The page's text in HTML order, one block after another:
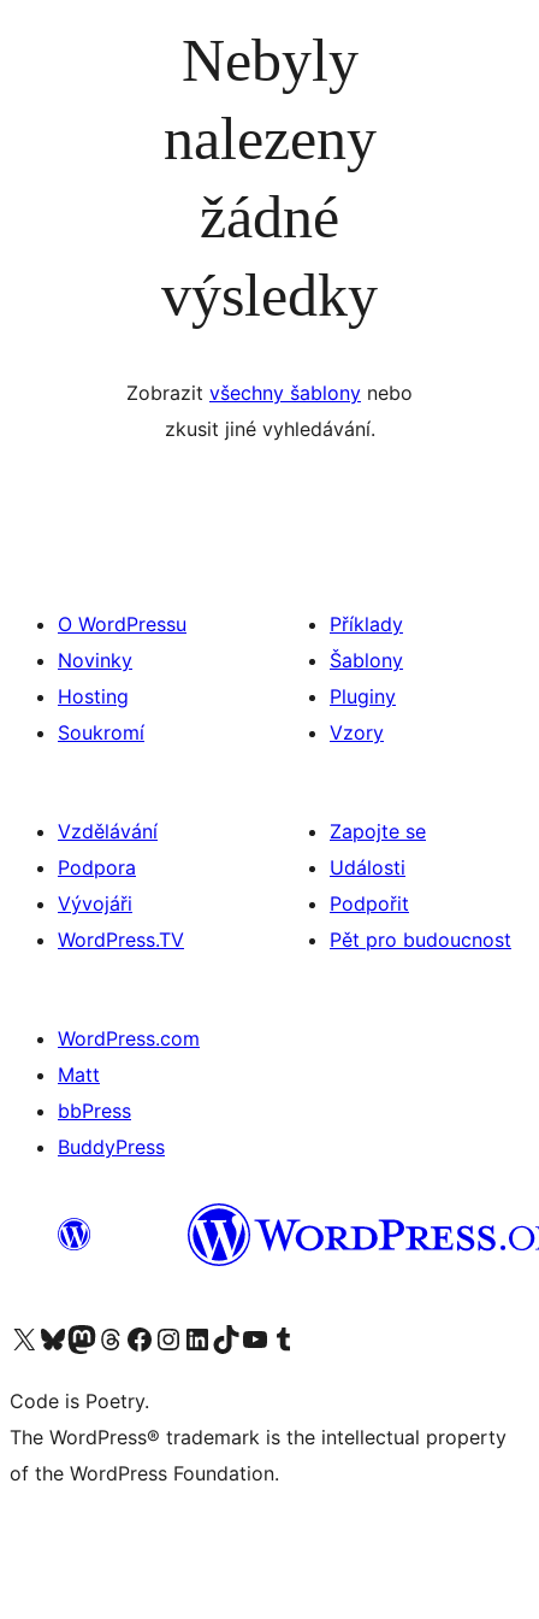
Nebyly
nalezeny
žádné
výsledky
Zobrazit všechny šablony nebo
zkusit jiné vyhledávání.
O WordPressu
Novinky
Hosting
Soukromí
Příklady
Šablony
Pluginy
Vzory
Vzdělávání
Podpora
Vývojáři
WordPress.TV
Zapojte se
Události
Podpořit
Pět pro budoucnost
WordPress.com
Matt
bbPress
BuddyPress
Navštivte náš účet na X (dříve Twitter)
Navštivte náš Bluesky účetNavštivte náš účet Mastodon
Navštivte náš Threads účetNavštivte naši stránku na Facebooku
Navštivte náš Instagram účetNavštivte náš LinkedIn účetNavštivte náš TikTok účetNavštivte náš YouTube kanálNavštivte náš Tumblr účet
Code is Poetry.
The WordPress® trademark is the intellectual property
of the WordPress Foundation.